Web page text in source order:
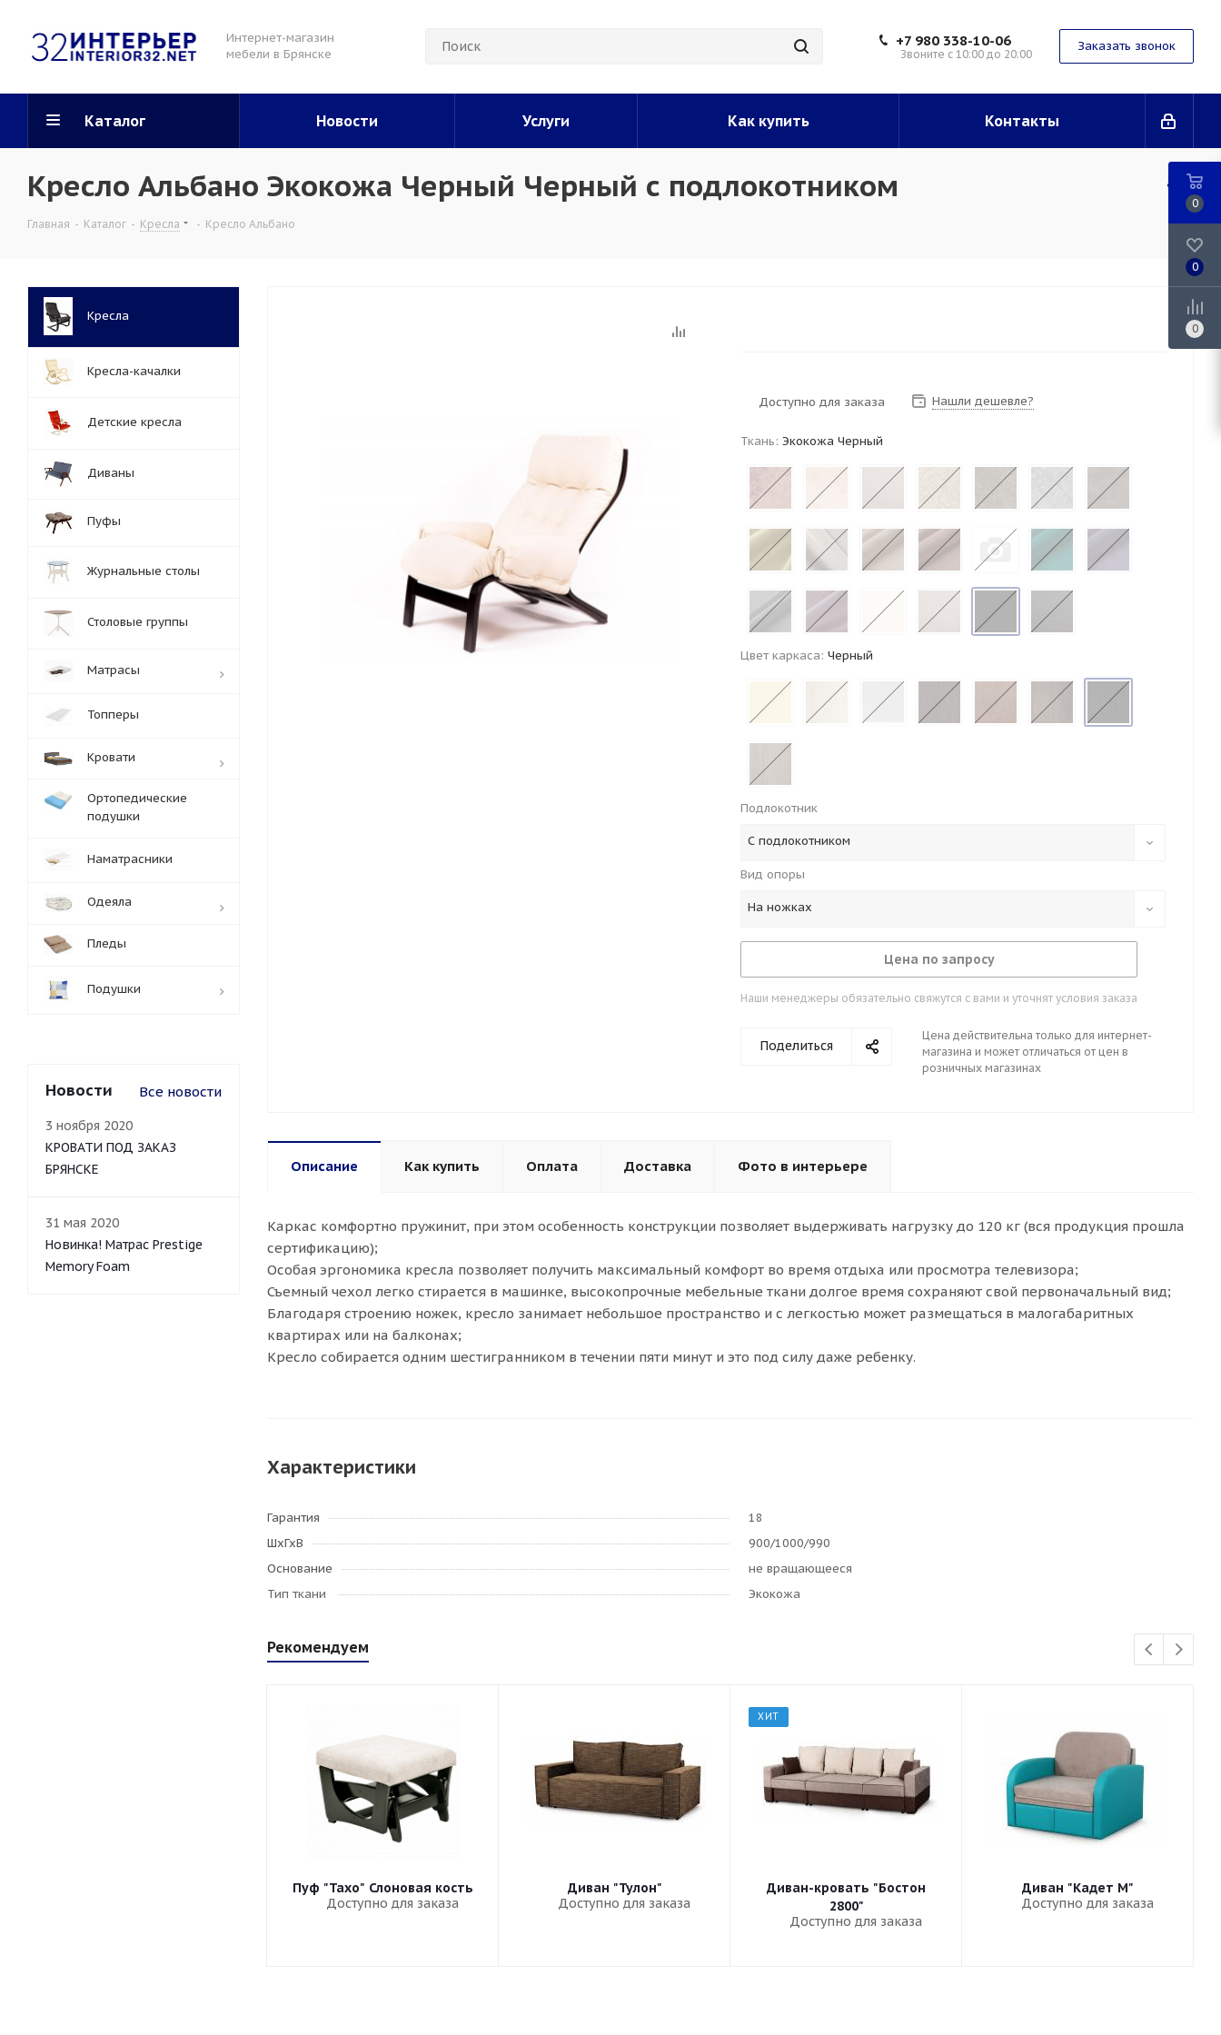
Интернет-магазин
мебели в Брянске
+7 980 338-10-06
Звоните с 10:00 до 20:00
Заказать звонок
Каталог Новости Услуги Как купить Контакты
Кресло Альбано Экокожа Черный Черный с подлокотником
Главная - Каталог - Кресла - Кресло Альбано
Доступно для заказа Нашли дешевле?
Ткань: Экокожа Черный
Цвет каркаса: Черный
Подлокотник
С подлокотником
Вид опоры
На ножках
Цена по запросу
Наши менеджеры обязательно свяжутся с вами и уточнят условия заказа
Поделиться
Цена действительна только для интернет-
магазина и может отличаться от цен в
розничных магазинах
Описание Как купить Оплата Доставка Фото в интерьере
Каркас комфортно пружинит, при этом особенность конструкции позволяет выдерживать нагрузку до 120 кг (вся продукция прошла
сертификацию);
Особая эргономика кресла позволяет получить максимальный комфорт во время отдыха или просмотра телевизора;
Съемный чехол легко стирается в машинке, высокопрочные мебельные ткани долгое время сохраняют свой первоначальный вид;
Благодаря строению ножек, кресло занимает небольшое пространство и с легкостью может размещаться в малогабаритных
квартирах или на балконах;
Кресло собирается одним шестигранником в течении пяти минут и это под силу даже ребенку.
Характеристики
Гарантия
18
ШхГхВ
900/1000/990
Основание
не вращающееся
Тип ткани
Экокожа
Рекомендуем
Пуф "Тахо" Слоновая кость
Доступно для заказа
Диван "Тулон"
Доступно для заказа
ХИТ
Диван-кровать "Бостон
2800"
Доступно для заказа
Диван "Кадет М"
Доступно для заказа
Кресла
Кресла-качалки
Детские кресла
Диваны
Пуфы
Журнальные столы
Столовые группы
Матрасы
Топперы
Кровати
Ортопедические
подушки
Наматрасники
Одеяла
Пледы
Подушки
Новости Все новости
3 ноября 2020
КРОВАТИ ПОД ЗАКАЗ
БРЯНСКЕ
31 мая 2020
Новинка! Матрас Prestige
Memory Foam
0
0
0